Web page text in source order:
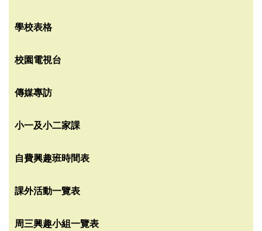
學校表格
校園電視台
傳媒專訪
小一及小二家課
自費興趣班時間表
課外活動一覽表
周三興趣小組一覽表